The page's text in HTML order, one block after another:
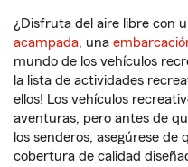
¿Disfruta del aire libre con
acampada, una
mundo de los vehículos
la lista de actividades
ellos! Los vehículos
aventuras, pero antes de
los senderos, asegúrese de
cobertura de calidad